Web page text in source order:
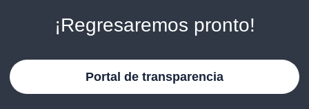
¡Regresaremos pronto!
Portal de transparencia